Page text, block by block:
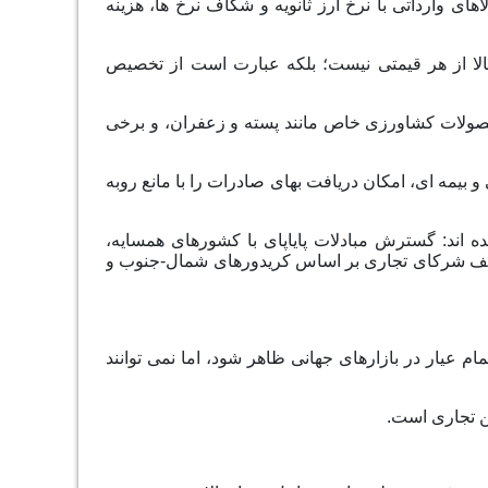
وارداتی با نرخ ارز ثانویه و شکاف نرخ ها، هزینه
از هر قیمتی نیست؛ بلکه عبارت است از تخصیص
کشاورزی خاص مانند پسته و زعفران، و برخی
و بیمه ای، امکان دریافت بهای صادرات را با مانع روبه
گسترش مبادلات پایاپای با کشورهای همسایه،
شرکای تجاری بر اساس کریدورهای شمال-جنوب و
عیار در بازارهای جهانی ظاهر شود، اما نمی توانند
تجاری است.